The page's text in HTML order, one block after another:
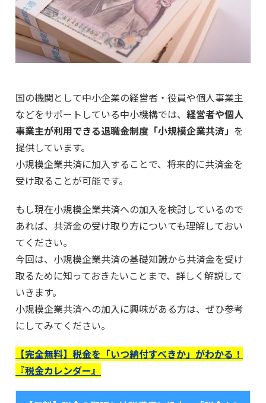
国の機関として中小企業の経営者・役員や個人事業主
などをサポートしている中小機構では、 経営者や個人
事業主が利用できる退職金制度「小規模企業共済」 を
提供しています。
小規模企業共済に加入することで、将来的に共済金を
受け取ることが可能です。
もし現在小規模企業共済への加入を検討しているので
あれば、共済金の受け取り方についても理解しておい
てください。
今回は、小規模企業共済の基礎知識から共済金を受け
取るために知っておきたいことまで、詳しく解説して
いきます。
小規模企業共済への加入に興味がある方は、ぜひ参考
にしてみてください。
【完全無料】税金を「いつ納付すべきか」がわかる！
『税金カレンダー』